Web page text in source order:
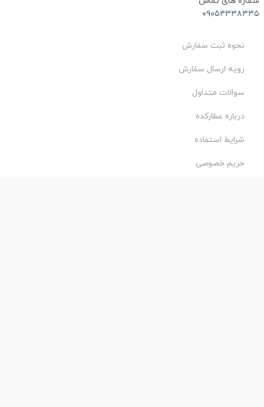
نحوه ثبت سفارش
رویه ارسال سفارش
سوالات متداول
درباره عطارکده
شرایط استفاده
حریم خصوصی